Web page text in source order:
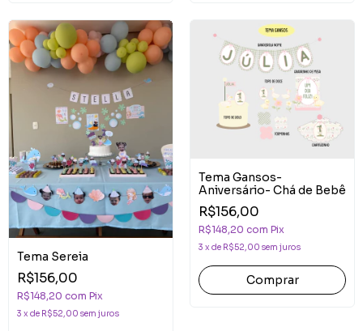
Tema Sereia
R$156,00
R$148,20 com Pix
3 x de R$52,00 sem juros
Tema Gansos-
Aniversário- Chá de Bebê
R$156,00
R$148,20 com Pix
3 x de R$52,00 sem juros
Comprar